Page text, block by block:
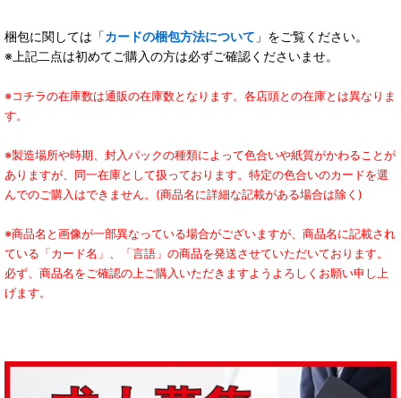
梱包に関しては「カードの梱包方法について 」をご覧ください。
※上記二点は初めてご購入の方は必ずご確認くださいませ。
※コチラの在庫数は通販の在庫数となります。各店頭との在庫とは異なりま
す。
※製造場所や時期、封入パックの種類によって色合いや紙質がかわることが
ありますが、同一在庫として扱っております。特定の色合いのカードを選
んでのご購入はできません。(商品名に詳細な記載がある場合は除く)
※商品名と画像が一部異なっている場合がございますが、商品名に記載され
ている「カード名」、「言語」の商品を発送させていただいております。
必ず、商品名をご確認の上ご購入いただきますようよろしくお願い申し上
げます。